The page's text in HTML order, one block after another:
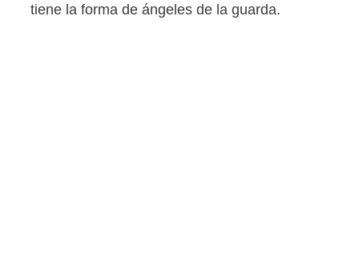
tiene la forma de ángeles de la guarda.